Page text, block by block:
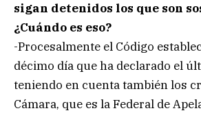
sigan detenidos los que son
¿Cuándo es eso?
-Procesalmente el Código
décimo día que ha declarado el
teniendo en cuenta también los
Cámara, que es la Federal de